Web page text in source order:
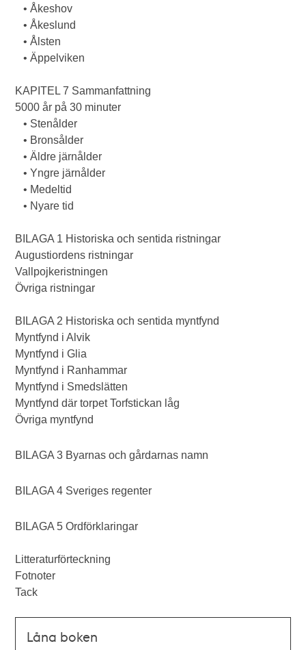
• Åkeshov
• Åkeslund
• Ålsten
• Äppelviken
KAPITEL 7 Sammanfattning
5000 år på 30 minuter
• Stenålder
• Bronsålder
• Äldre järnålder
• Yngre järnålder
• Medeltid
• Nyare tid
BILAGA 1 Historiska och sentida ristningar
Augustiordens ristningar
Vallpojkeristningen
Övriga ristningar
BILAGA 2 Historiska och sentida myntfynd
Myntfynd i Alvik
Myntfynd i Glia
Myntfynd i Ranhammar
Myntfynd i Smedslätten
Myntfynd där torpet Torfstickan låg
Övriga myntfynd
BILAGA 3 Byarnas och gårdarnas namn
BILAGA 4 Sveriges regenter
BILAGA 5 Ordförklaringar
Litteraturförteckning
Fotnoter
Tack
Låna boken